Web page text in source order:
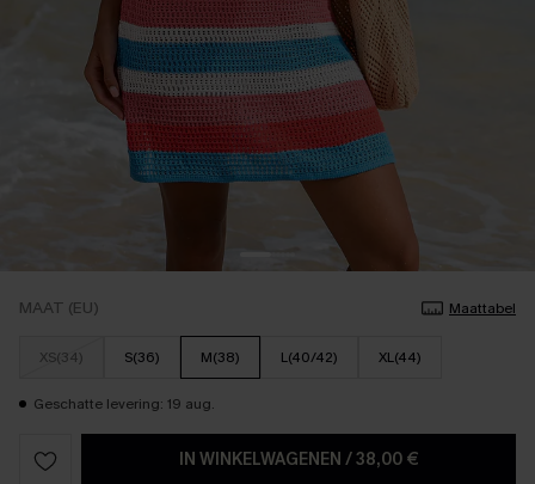
MAAT (EU) Maattabel
XS(34) S(36) M(38) L(40/42) XL(44)
Geschatte levering: 19 aug.
IN WINKELWAGENEN /38,00 €